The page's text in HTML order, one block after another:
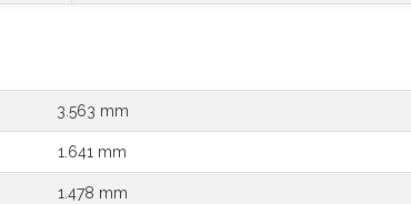
3.563 mm
1.641 mm
1.478 mm